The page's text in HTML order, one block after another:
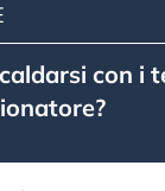
con i